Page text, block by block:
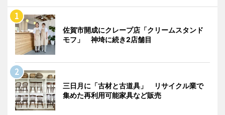
佐賀市開成にクレープ店「クリームスタンド
モフ」 神埼に続き2店舗目
三日月に「古材と古道具」 リサイクル業で
集めた再利用可能家具など販売